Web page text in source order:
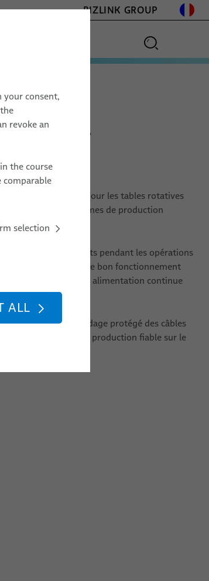
BIZLINK GROUP
est essentielle pour les tables rotatives
et les systèmes de production
les composants pendant les opérations
Afin de garantir le bon fonctionnement
sur la table, une alimentation continue
indispensable.
assurent un guidage protégé des câbles
et contribuent à une production fiable sur le
your consent,
revoke an
the course
comparable
selection
ALL